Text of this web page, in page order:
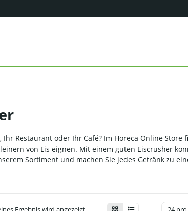
Restaurant oder Ihr Café? Im Horeca Online
von Eis eignen. Mit einem guten Eiscrusher
Sortiment und machen Sie jedes Getränk zu